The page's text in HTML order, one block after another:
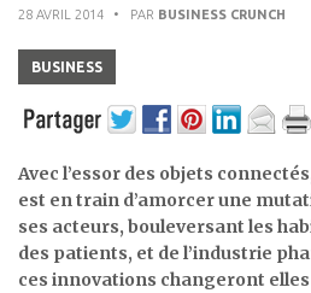
28 AVRIL 2014 • PAR BUSINESS CRUNCH
BUSINESS
Avec l’essor des objets
est en train d’amorcer une
ses acteurs, bouleversant les
des patients, et de l’industrie
ces innovations changeront